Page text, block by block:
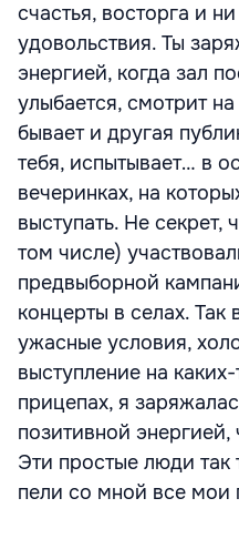
счастья, восторга и
удовольствия. Ты
энергией, когда зал
улыбается, смотрит
бывает и другая
тебя, испытывает… в
вечеринках, на
выступать. Не секрет,
том числе)
предвыборной
концерты в селах. Так
ужасные условия,
выступление на
прицепах, я
позитивной
Эти простые люди
пели со мной все мои